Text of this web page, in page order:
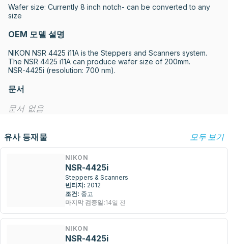
Wafer size: Currently 8 inch notch- can be converted to any
size
OEM 모델 설명
NIKON NSR 4425 i11A is the Steppers and Scanners system.
The NSR 4425 i11A can produce wafer size of 200mm.
NSR-4425i (resolution: 700 nm).
문서
문서 없음
유사 등재물 모두 보기
NIKON
NSR-4425i
Steppers & Scanners
빈티지: 2012
조건: 중고
마지막 검증일:14일 전
NIKON
NSR-4425i